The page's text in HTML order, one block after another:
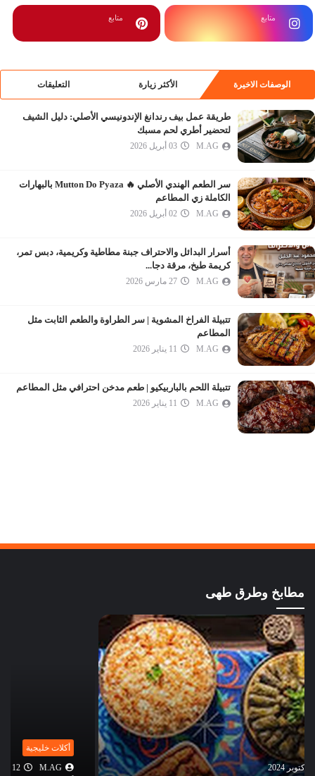
متابع متابع
الوصفات الاخيرة الأكثر زيارة التعليقات
طريقة عمل بيف رندانغ الإندونيسي الأصلي: دليل الشيف
لتحضير أطري لحم مسبك
M.AG 03 أبريل 2026
سر الطعم الهندي الأصلي 🔥 Mutton Do Pyaza بالبهارات
الكاملة زي المطاعم
M.AG 02 أبريل 2026
أسرار البدائل والاحتراف جبنة مطاطية وكريمية، دبس تمر،
كريمة طبخ، مرقة دجا...
M.AG 27 مارس 2026
تتبيلة الفراخ المشوية | سر الطراوة والطعم الثابت مثل
المطاعم
M.AG 11 يناير 2026
تتبيلة اللحم بالباربيكيو | طعم مدخن احترافي مثل المطاعم
M.AG 11 يناير 2026
مطابخ وطرق طهى
أكلات خليجية
M.AG
12 أكتوبر 2024